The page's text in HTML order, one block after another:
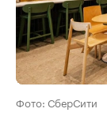
Фото: СберСити